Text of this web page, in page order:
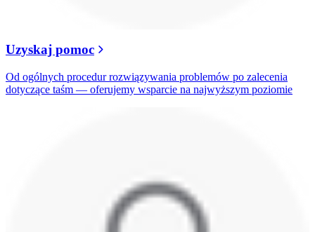
Uzyskaj pomoc
Od ogólnych procedur rozwiązywania problemów po zalecenia
dotyczące taśm — oferujemy wsparcie na najwyższym poziomie